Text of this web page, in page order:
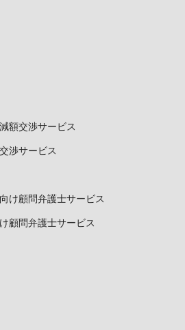
額交渉サービス
渉サービス
け顧問弁護士サービス
顧問弁護士サービス